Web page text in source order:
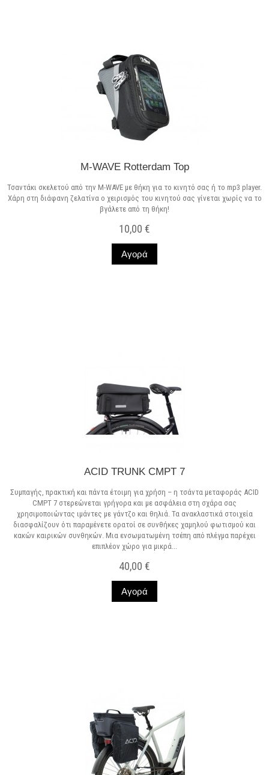
M-WAVE Rotterdam Top
Τσαντάκι σκελετού από την M-WAVE με θήκη για το κινητό σας ή το mp3 player.
Χάρη στη διάφανη ζελατίνα ο χειρισμός του κινητού σας γίνεται χωρίς να το
βγάλετε από τη θήκη!
10,00 €
Αγορά
ACID TRUNK CMPT 7
Συμπαγής, πρακτική και πάντα έτοιμη για χρήση – η τσάντα μεταφοράς ACID
CMPT 7 στερεώνεται γρήγορα και με ασφάλεια στη σχάρα σας
χρησιμοποιώντας ιμάντες με γάντζο και θηλιά. Τα ανακλαστικά στοιχεία
διασφαλίζουν ότι παραμένετε ορατοί σε συνθήκες χαμηλού φωτισμού και
κακών καιρικών συνθηκών. Μια ενσωματωμένη τσέπη από πλέγμα παρέχει
επιπλέον χώρο για μικρά...
40,00 €
Αγορά